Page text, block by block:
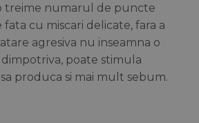
treime numarul de puncte
cu miscari delicate, fara a
agresiva nu inseamna o
poate stimula
produca si mai mult sebum.